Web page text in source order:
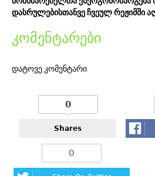
დასრულებისთანვე ჩვეულ რეჟიმში
კომენტარები
დატოვე კომენტარი
0
Shares
0